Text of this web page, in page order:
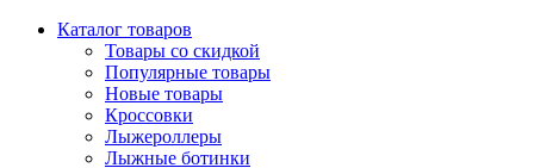
Каталог товаров
Товары со скидкой
Популярные товары
Новые товары
Кроссовки
Лыжероллеры
Лыжные ботинки